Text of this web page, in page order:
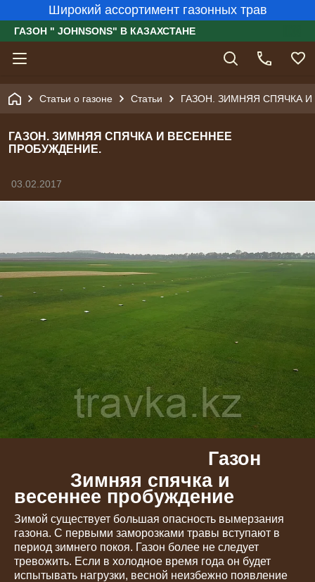
Широкий ассортимент газонных трав
ГАЗОН " JOHNSONS" В КАЗАХСТАНЕ
Статьи о газоне Статьи ГАЗОН. ЗИМНЯЯ СПЯЧКА
ГАЗОН. ЗИМНЯЯ СПЯЧКА И ВЕСЕННЕЕ
ПРОБУЖДЕНИЕ.
03.02.2017
Газон
Зимняя спячка и
весеннее пробуждение
Зимой существует большая опасность вымерзания
газона. С первыми заморозками травы вступают в
период зимнего покоя. Газон более не следует
тревожить. Если в холодное время года он будет
испытывать нагрузки, весной неизбежно появление